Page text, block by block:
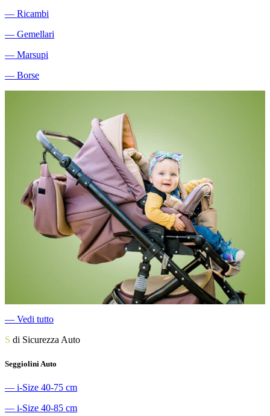
― Ricambi
― Gemellari
― Marsupi
― Borse
― Vedi tutto
S di Sicurezza Auto
Seggiolini Auto
― i-Size 40-75 cm
― i-Size 40-85 cm